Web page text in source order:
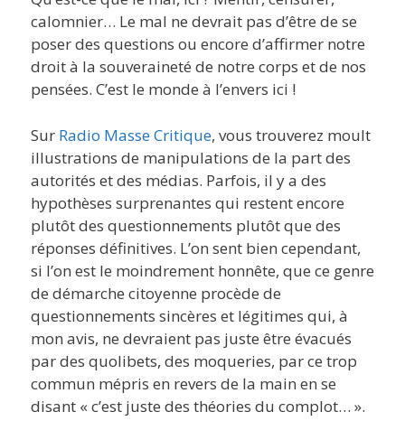
calomnier… Le mal ne devrait pas d’être de se
poser des questions ou encore d’affirmer notre
droit à la souveraineté de notre corps et de nos
pensées. C’est le monde à l’envers ici !
Sur Radio Masse Critique, vous trouverez moult
illustrations de manipulations de la part des
autorités et des médias. Parfois, il y a des
hypothèses surprenantes qui restent encore
plutôt des questionnements plutôt que des
réponses définitives. L’on sent bien cependant,
si l’on est le moindrement honnête, que ce genre
de démarche citoyenne procède de
questionnements sincères et légitimes qui, à
mon avis, ne devraient pas juste être évacués
par des quolibets, des moqueries, par ce trop
commun mépris en revers de la main en se
disant « c’est juste des théories du complot… ».